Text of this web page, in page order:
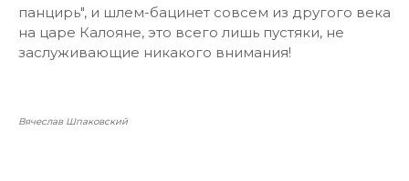
панцирь", и шлем-бацинет совсем из другого века
на царе Калояне, это всего лишь пустяки, не
заслуживающие никакого внимания!
Вячеслав Шпаковский